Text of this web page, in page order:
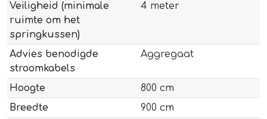
Veiligheid (minimale
ruimte om het
springkussen)
4 meter
Advies benodigde
stroomkabels
Aggregaat
Hoogte
800 cm
Breedte
900 cm